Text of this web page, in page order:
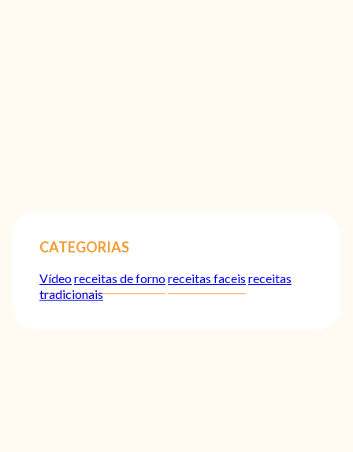
CATEGORIAS
Vídeoreceitas de fornoreceitas faceis receitas
tradicionais